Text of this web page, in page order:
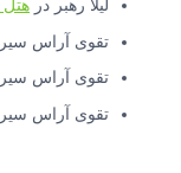
لیلا رهبر درهتل
تقوی آراس سیر
تقوی آراس سیر
تقوی آراس سیر